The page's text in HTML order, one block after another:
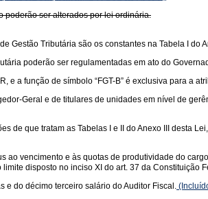
poderão ser alterados por lei ordinária.
Gestão Tributária são os constantes na Tabela I do
poderão ser regulamentadas em ato do
e a função de símbolo “FGT-B” é exclusiva para a
Geral e de titulares de unidades em nível de
de que tratam as Tabelas I e II do Anexo III desta
vencimento e às quotas de produtividade do
disposto no inciso XI do art. 37 da Constituição
e do décimo terceiro salário do Auditor Fiscal.